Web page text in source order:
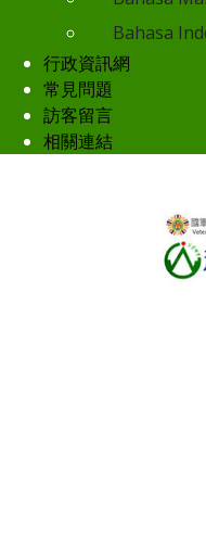
Bahasa
行政資訊網
常見問題
訪客留言
相關連結